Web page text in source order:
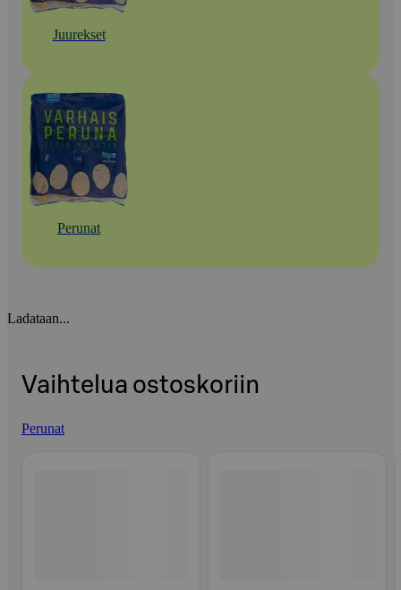
Juurekset
Perunat
Ladataan...
Vaihtelua ostoskoriin
Perunat